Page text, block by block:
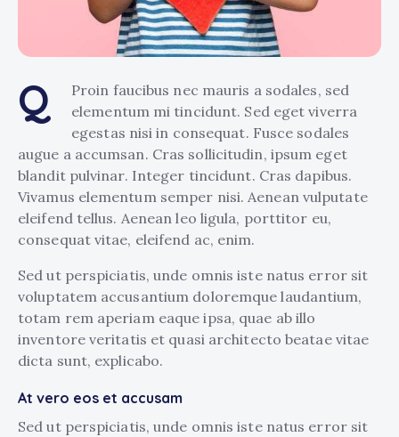
Q
Proin faucibus nec mauris a sodales, sed
elementum mi tincidunt. Sed eget viverra
egestas nisi in consequat. Fusce sodales
augue a accumsan. Cras sollicitudin, ipsum eget
blandit pulvinar. Integer tincidunt. Cras dapibus.
Vivamus elementum semper nisi. Aenean vulputate
eleifend tellus. Aenean leo ligula, porttitor eu,
consequat vitae, eleifend ac, enim.
Sed ut perspiciatis, unde omnis iste natus error sit
voluptatem accusantium doloremque laudantium,
totam rem aperiam eaque ipsa, quae ab illo
inventore veritatis et quasi architecto beatae vitae
dicta sunt, explicabo.
At vero eos et accusam
Sed ut perspiciatis, unde omnis iste natus error sit